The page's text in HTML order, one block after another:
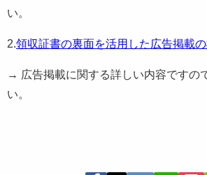
い。
2. 領収証書の裏面を活用した広告掲載
→ 広告掲載に関する詳しい内容ですの
い。